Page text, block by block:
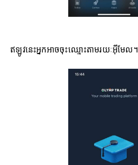
ឥឡូវនេះអ្នកអាចចុះឈ្មោះតាមរយៈអ៊ីមែល។